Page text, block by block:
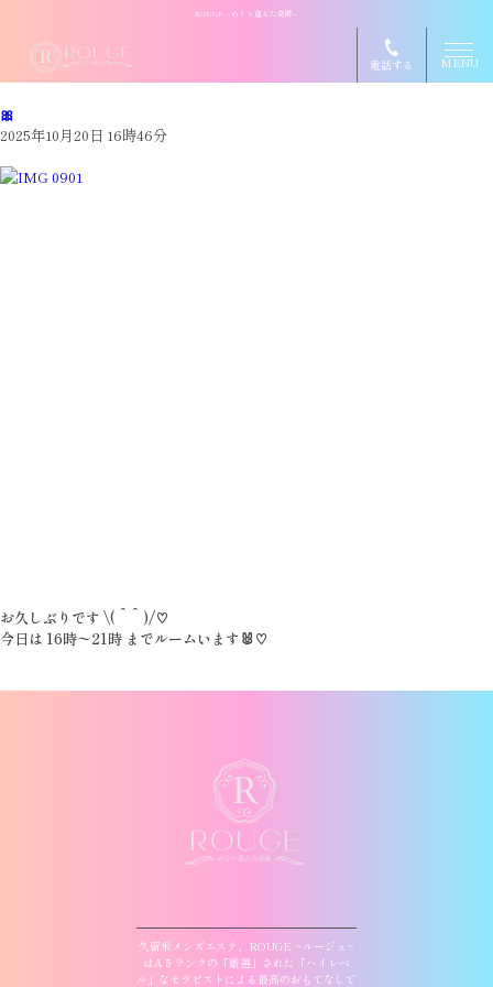
ROUGE ~めぐり逢えた奇跡~
電話する MENU
🎀
2025年10月20日 16時46分
お久しぶりです \( ˆ ˆ )/♡
今日は 16時〜21時 までルームいます🐰♡
久留米メンズエステ、ROUGE ~ルージュ~
はA５ランクの「厳選」された「ハイレベ
ル」なセラピストによる最高のおもてなしで